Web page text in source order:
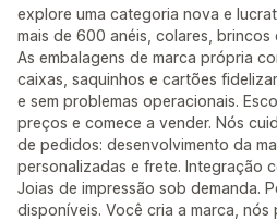
explore uma categoria nova e
mais de 600 anéis, colares,
As embalagens de marca própria
caixas, saquinhos e cartões
e sem problemas operacionais.
preços e comece a vender. Nós
de pedidos: desenvolvimento da
personalizadas e frete. Integração
Joias de impressão sob demanda.
disponíveis. Você cria a marca,